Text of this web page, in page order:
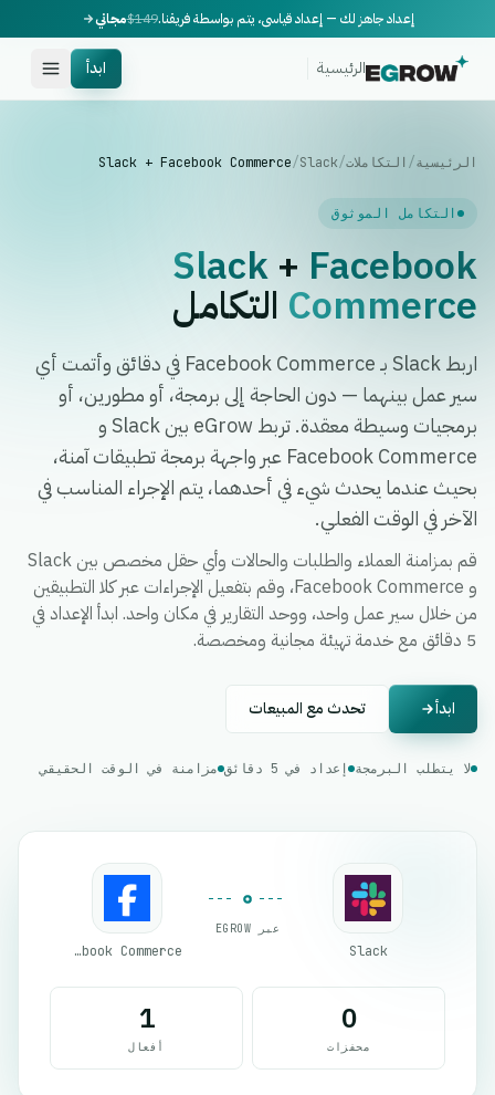
إعداد جاهز لك — إعداد قياسي، يتم بواسطة فريقنا.$149مجاني
الرئيسية ابدأ
الرئيسية/ التكاملات/
Slack
/
Slack + Facebook Commerce
التكامل الموثوق
Slack+ Facebook
Commerce التكامل
اربط Slack بـ Facebook Commerce في دقائق وأتمت أي
سير عمل بينهما — دون الحاجة إلى برمجة، أو مطورين، أو
برمجيات وسيطة معقدة. تربط eGrow بين Slack و
Facebook Commerce عبر واجهة برمجة تطبيقات آمنة،
بحيث عندما يحدث شيء في أحدهما، يتم الإجراء المناسب في
الآخر في الوقت الفعلي.
قم بمزامنة العملاء والطلبات والحالات وأي حقل مخصص بين Slack
و Facebook Commerce، وقم بتفعيل الإجراءات عبر كلا التطبيقين
من خلال سير عمل واحد، ووحد التقارير في مكان واحد. ابدأ الإعداد في
5 دقائق مع خدمة تهيئة مجانية ومخصصة.
ابدأ تحدث مع المبيعات
لا يتطلب البرمجة إعداد في 5 دقائق مزامنة في الوقت الحقيقي
Slack
عبر EGROW
Facebook Commerce
0
محفزات
1
أفعال